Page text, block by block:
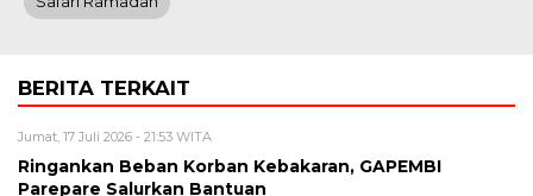
BERITA TERKAIT
Jumat, 17 Juli 2026 - 21:53 WITA
Ringankan Beban Korban Kebakaran, GAPEMBI
Parepare Salurkan Bantuan